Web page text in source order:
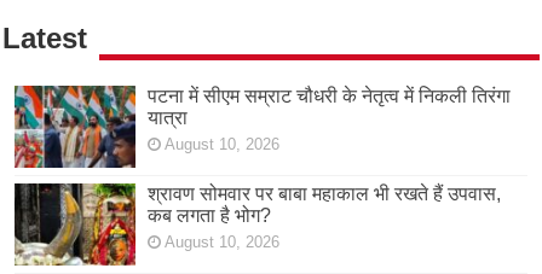
Latest
पटना में सीएम सम्राट चौधरी के नेतृत्व में निकली तिरंगा
यात्रा
August 10, 2026
श्रावण सोमवार पर बाबा महाकाल भी रखते हैं उपवास,
कब लगता है भोग?
August 10, 2026